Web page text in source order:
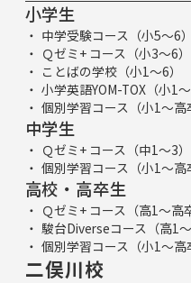
小学生
中学受験コース（小5～6）
Ｑゼミ+ コース（小3～6）
ことばの学校（小1～6）
小学英語YOM-TOX（小1～
個別学習コース（小1～高
中学生
Ｑゼミ+ コース（中1～3）
個別学習コース（小1～高
高校・高卒生
Ｑゼミ+ コース（高1～高
駿台Diverseコース（高1～
個別学習コース（小1～高
二俣川校